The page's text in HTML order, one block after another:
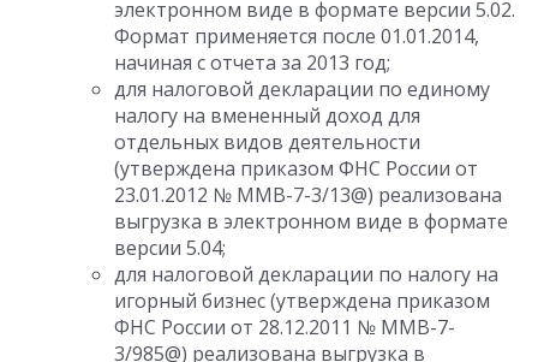
электронном виде в формате версии 5.02.
Формат применяется после 01.01.2014,
начиная с отчета за 2013 год;
для налоговой декларации по единому
налогу на вмененный доход для
отдельных видов деятельности
(утверждена приказом ФНС России от
23.01.2012 № ММВ-7-3/13@) реализована
выгрузка в электронном виде в формате
версии 5.04;
для налоговой декларации по налогу на
игорный бизнес (утверждена приказом
ФНС России от 28.12.2011 № ММВ-7-
3/985@) реализована выгрузка в